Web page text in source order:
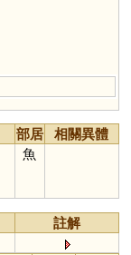
部居
相關異體
魚
註解